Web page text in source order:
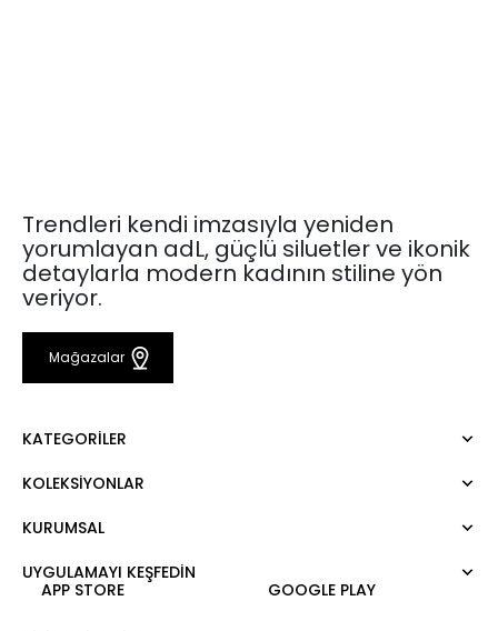
Trendleri kendi imzasıyla yeniden
yorumlayan adL, güçlü siluetler ve ikonik
detaylarla modern kadının stiline yön
veriyor.
Mağazalar
KATEGORILER
Elbise
Pantolon
Sweatshirt
Etek
KOLEKSIYONLAR
Mert Aslan
Nature Love
KURUMSAL
Hakkımızda
UYGULAMAYI KEŞFEDİN
APP STORE
GOOGLE PLAY